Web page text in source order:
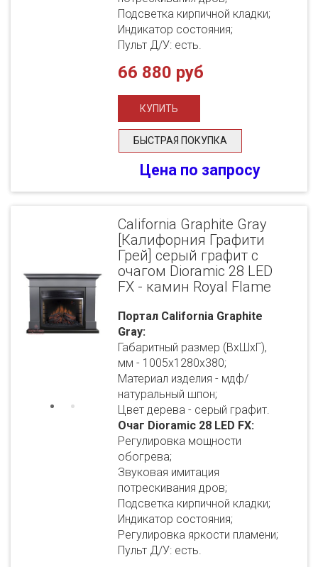
Подсветка кирпичной кладки;
Индикатор состояния;
Пульт Д/У: есть.
66 880 руб
БЫСТРАЯ ПОКУПКА
Цена по запросу
California Graphite Gray
[Калифорния Графити
Грей] серый графит с
очагом Dioramic 28 LED
FX - камин Royal Flame
Портал California Graphite
Gray:
Габаритный размер (ВхШхГ),
мм - 1005х1280х380;
Материал изделия - мдф/
натуральный шпон;
Цвет дерева - серый графит.
Очаг Dioramic 28 LED FX:
Регулировка мощности
обогрева;
Звуковая имитация
потрескивания дров;
Подсветка кирпичной кладки;
Индикатор состояния;
Регулировка яркости пламени;
Пульт Д/У: есть.